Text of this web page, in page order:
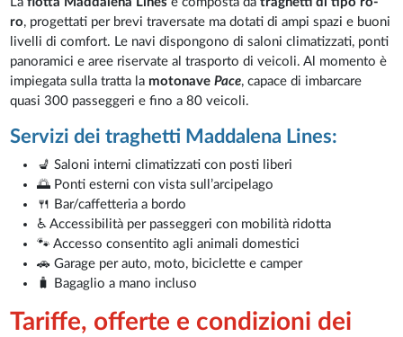
ro, progettati per brevi traversate ma dotati di ampi spazi e buoni
livelli di comfort. Le navi dispongono di saloni climatizzati, ponti
panoramici e aree riservate al trasporto di veicoli. Al momento è
impiegata sulla tratta la motonavePace, capace di imbarcare
quasi 300 passeggeri e fino a 80 veicoli.
Servizi dei traghetti Maddalena Lines:
💺 Saloni interni climatizzati con posti liberi
🌅 Ponti esterni con vista sull’arcipelago
🍴 Bar/caffetteria a bordo
♿ Accessibilità per passeggeri con mobilità ridotta
🐾 Accesso consentito agli animali domestici
🚗 Garage per auto, moto, biciclette e camper
🧳 Bagaglio a mano incluso
Tariffe, offerte e condizioni dei